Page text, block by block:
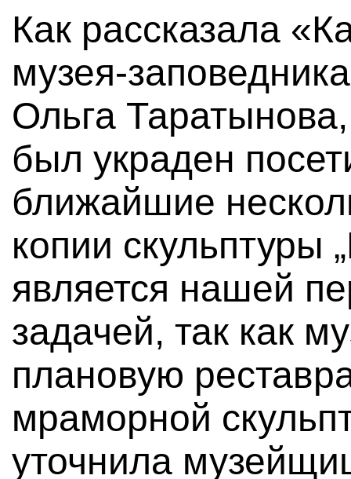
Как рассказала
музея-
Ольга
был украден
ближайшие
копии скульптуры
является нашей
задачей, так как
плановую
мраморной
уточнила